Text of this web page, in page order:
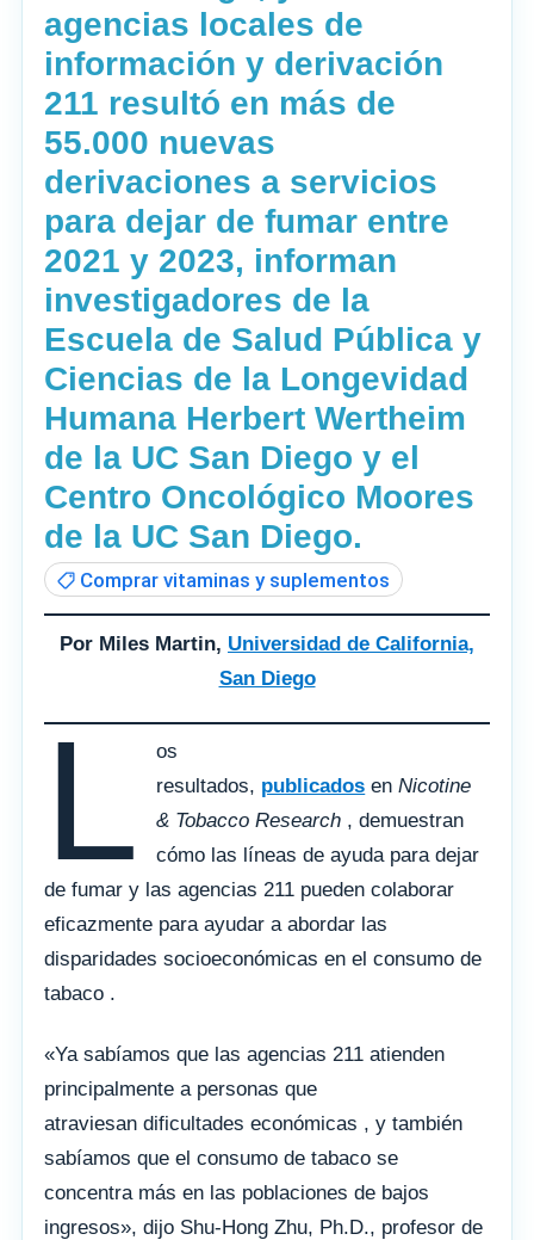
agencias locales de
información y derivación
211 resultó en más de
55.000 nuevas
derivaciones a servicios
para dejar de fumar entre
2021 y 2023, informan
investigadores de la
Escuela de Salud Pública y
Ciencias de la Longevidad
Humana Herbert Wertheim
de la UC San Diego y el
Centro Oncológico Moores
de la UC San Diego.
Comprar vitaminas y suplementos
Por Miles Martin, Universidad de California,
San Diego
L
os
resultados, publicados enNicotine
& Tobacco Research , demuestran
cómo las líneas de ayuda para dejar
de fumar y las agencias 211 pueden colaborar
eficazmente para ayudar a abordar las
disparidades socioeconómicas en el consumo de
tabaco .
«Ya sabíamos que las agencias 211 atienden
principalmente a personas que
atraviesan dificultades económicas , y también
sabíamos que el consumo de tabaco se
concentra más en las poblaciones de bajos
ingresos», dijo Shu-Hong Zhu, Ph.D., profesor de